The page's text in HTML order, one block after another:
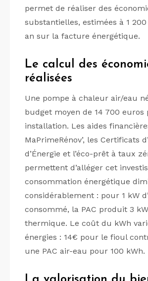
permet de réaliser des
substantielles, estimées à 1
an sur la facture énergétique.
Le calcul des
réalisées
Une pompe à chaleur air/eau
budget moyen de 14 700 euros
installation. Les aides
MaPrimeRénov’, les Certificats
d’Énergie et l’éco-prêt à taux
permettent d’alléger cet
consommation énergétique
considérablement : pour 1 kW
consommé, la PAC produit 3 kW
thermique. Le coût du kWh
énergies : 14€ pour le fioul
une PAC air-eau pour 100 kWh.